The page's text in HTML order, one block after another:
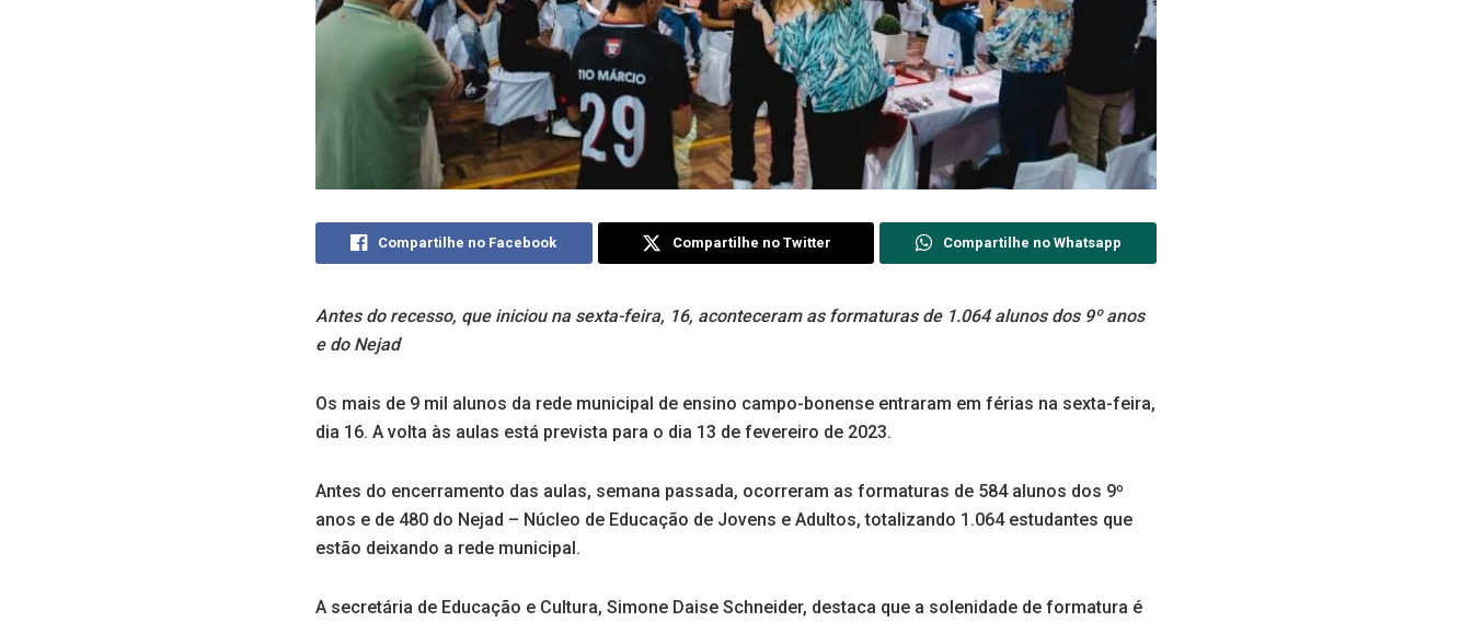
Compartilhe no Facebook Compartilhe no Twitter Compartilhe no Whatsapp
Antes do recesso, que iniciou na sexta-feira, 16, aconteceram as formaturas de 1.064 alunos dos 9º anos
e do Nejad
Os mais de 9 mil alunos da rede municipal de ensino campo-bonense entraram em férias na sexta-feira,
dia 16. A volta às aulas está prevista para o dia 13 de fevereiro de 2023.
Antes do encerramento das aulas, semana passada, ocorreram as formaturas de 584 alunos dos 9º
anos e de 480 do Nejad – Núcleo de Educação de Jovens e Adultos, totalizando 1.064 estudantes que
estão deixando a rede municipal.
A secretária de Educação e Cultura, Simone Daise Schneider, destaca que a solenidade de formatura é